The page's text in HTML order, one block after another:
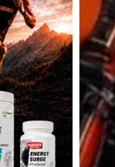
(316)Szalay
(126)
vitorlázás
életmód